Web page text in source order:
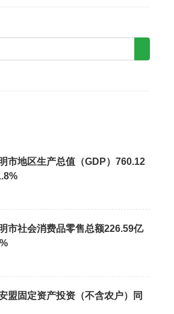
市地区生产总值（GDP）760.12
市社会消费品零售总额226.59亿
盟固定资产投资（不含农户）同